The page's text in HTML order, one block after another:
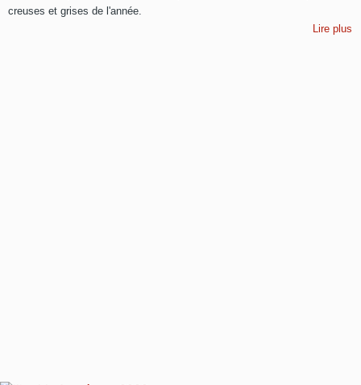
creuses et grises de l'année.
Lire plus